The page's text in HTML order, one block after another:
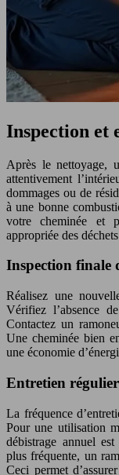
Inspection et
Après le nettoyage,
attentivement
dommages ou de
à une bonne
votre cheminée et
appropriée des
Inspection finale
Réalisez une
Vérifiez l’absence
Contactez un
Une cheminée bien
une économie
Entretien
La fréquence
Pour une utilisation
débistrage annuel
plus fréquente, un
Ceci permet